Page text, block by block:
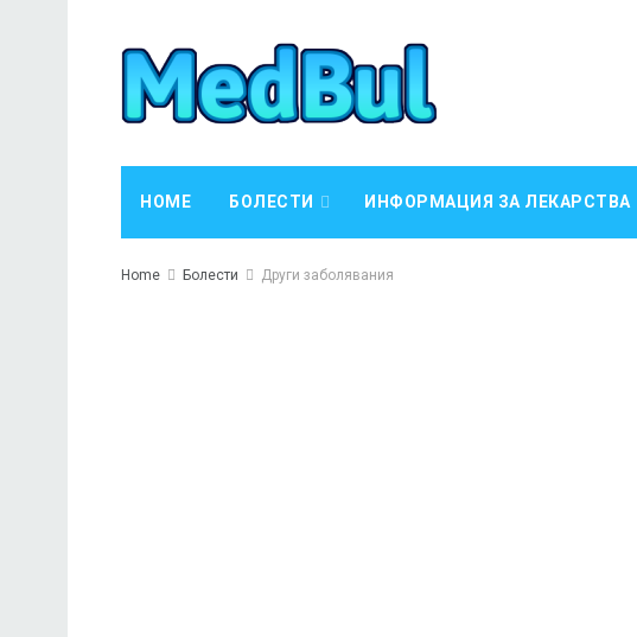
HOME БОЛЕСТИ ИНФОРМАЦИЯ ЗА ЛЕКАРСТВА
Home Болести Други заболявания